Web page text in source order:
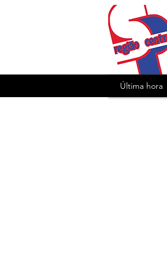
Última hora